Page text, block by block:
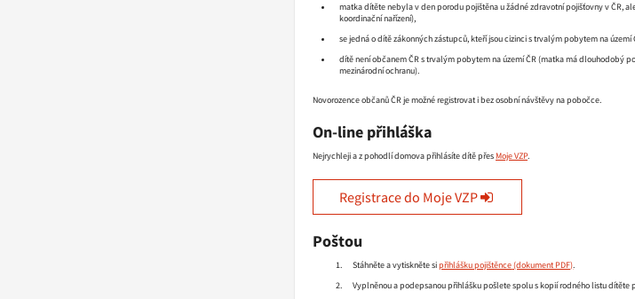
matka dítěte nebyla v den porodu pojištěna u žádné zdravotní pojišťovny v ČR,
koordinační nařízení),
se jedná o dítě zákonných zástupců, kteří jsou cizinci s trvalým pobytem na území
dítě není občanem ČR s trvalým pobytem na území ČR (matka má dlouhodobý
mezinárodní ochranu).
Novorozence občanů ČR je možné registrovat i bez osobní návštěvy na pobočce.
On-line přihláška
Nejrychleji a z pohodlí domova přihlásíte dítě přes Moje VZP.
Registrace do Moje VZP
Poštou
Stáhněte a vytiskněte sipřihlášku pojištěnce
.
Vyplněnou a podepsanou přihlášku pošlete spolu s kopií rodného listu dítěte